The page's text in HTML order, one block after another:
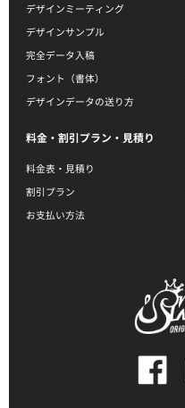
デザインミーティング
デザインサンプル
完全データ入稿
フォント（書体）
デザインデータの送り方
料金・割引プラン・見積り
料金表・見積り
割引プラン
お支払い方法